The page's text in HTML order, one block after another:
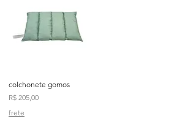
colchonete gomos
Preço
R$ 205,00
frete